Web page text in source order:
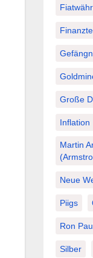
Große
Inflation
Martin
Neue
Piigs
Ron
Silber